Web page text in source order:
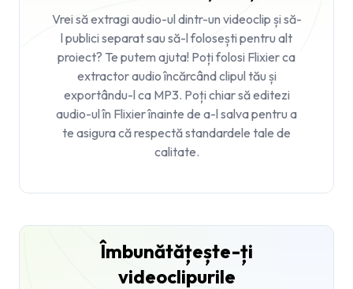
Vrei să extragi audio-ul dintr-un videoclip și să-
l publici separat sau să-l folosești pentru alt
proiect? Te putem ajuta! Poți folosi Flixier ca
extractor audioîncărcând clipul tău și
exportându-l ca MP3. Poți chiar să editezi
audio-ul în Flixier înainte de a-l salva pentru a
te asigura că respectă standardele tale de
calitate.
Îmbunătățește-ți
videoclipurile